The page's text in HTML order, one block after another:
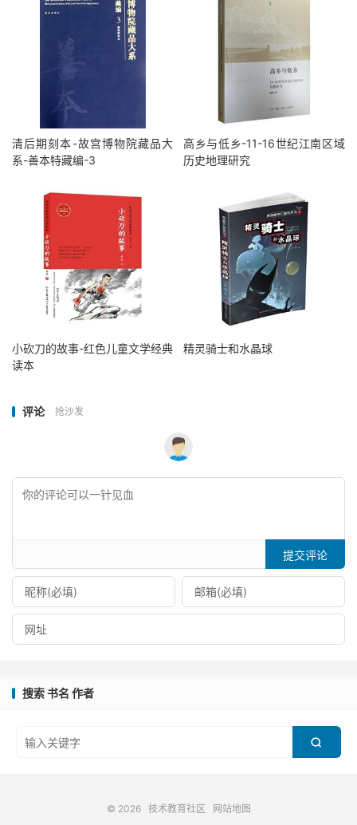
清后期刻本-故宫博物院藏品大
系-善本特藏编-3
高乡与低乡-11-16世纪江南区域
历史地理研究
小砍刀的故事-红色儿童文学经典
读本
精灵骑士和水晶球
评论 抢沙发
提交评论
搜索 书名 作者

© 2026 技术教育社区 网站地图